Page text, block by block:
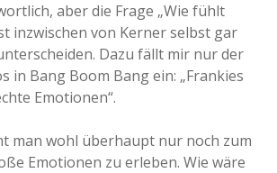
aber die Frage „Wie fühlt
inzwischen von Kerner selbst gar
Dazu fällt mir nur der
in Bang Boom Bang ein: „Frankies
Emotionen“.
man wohl überhaupt nur noch zum
Emotionen zu erleben. Wie wäre